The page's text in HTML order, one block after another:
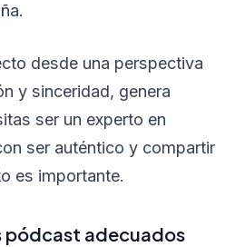
desde una perspectiva
y sinceridad, genera
ser un experto en
ser auténtico y compartir
es importante.
pódcast adecuados